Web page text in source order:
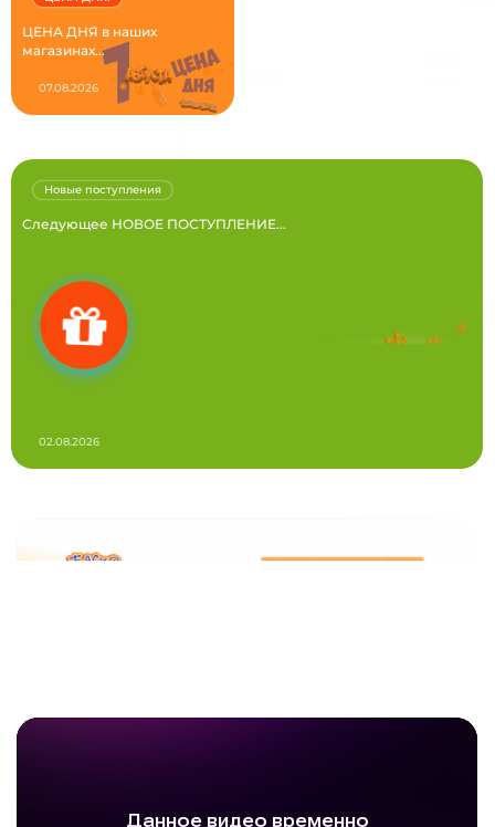
ЦЕНА ДНЯ в наших
магазинах...
07.08.2026
Следующее НОВОЕ ПОСТУПЛЕНИЕ...
Новые поступления
02.08.2026